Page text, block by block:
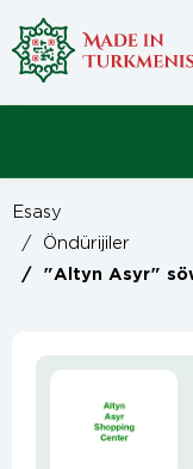
Esasy
/
Öndürijiler
/ "Altyn Asyr"